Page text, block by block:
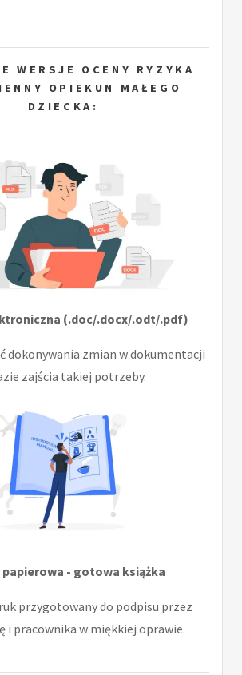
WERSJE OCENY RYZYKA
OPIEKUN MAŁEGO
DZIECKA:
(.doc/.docx/.odt/.pdf)
dokonywania zmian w dokumentacji
zajścia takiej potrzeby.
papierowa - gotowa książka
przygotowany do podpisu przez
i pracownika w miękkiej oprawie.